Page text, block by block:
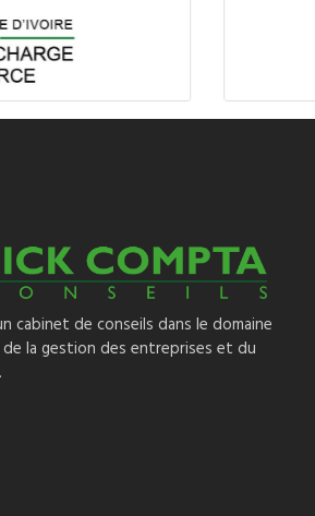
cabinet de conseils dans le domaine
la gestion des entreprises et du